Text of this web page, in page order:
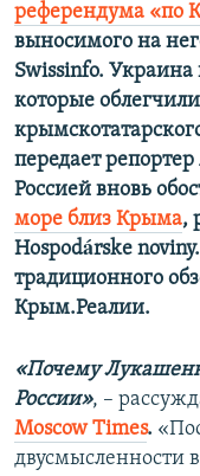
референдума «по
выносимого на
Swissinfo. Украина
которые
передает
Россией вновь
море близ Крыма,
Hospodárske
традиционного
Крым.Реалии.
«Почему
России», –
Мoscow Тimes.
двусмысленности